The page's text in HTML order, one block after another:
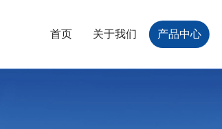
首页 关于我们 产品中心